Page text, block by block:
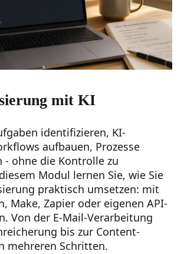
mit KI
identifizieren, KI-
aufbauen, Prozesse
- ohne die Kontrolle zu
Modul lernen Sie, wie Sie
praktisch umsetzen: mit
Make, Zapier oder eigenen API-
Von der E-Mail-Verarbeitung
bis zur Content-
mehreren Schritten.